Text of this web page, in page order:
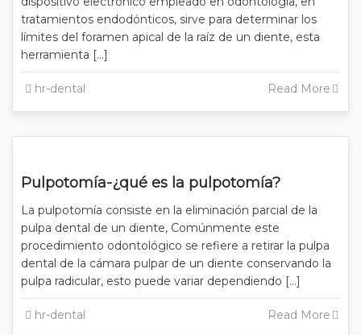
tratamientos endodónticos, sirve para determinar los
límites del foramen apical de la raíz de un diente, esta
herramienta […]
hr-dental Read More
Pulpotomía-¿qué es la pulpotomía?
La pulpotomía consiste en la eliminación parcial de la
pulpa dental de un diente, Comúnmente este
procedimiento odontológico se refiere a retirar la pulpa
dental de la cámara pulpar de un diente conservando la
pulpa radicular, esto puede variar dependiendo […]
hr-dental Read More